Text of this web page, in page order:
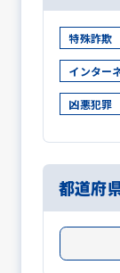
特殊詐欺
インター
凶悪犯罪
都道府